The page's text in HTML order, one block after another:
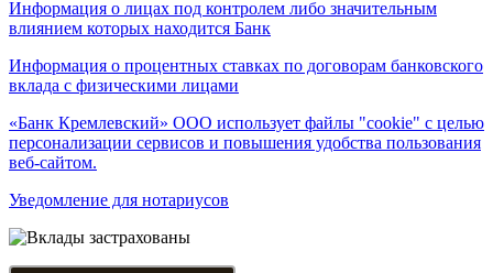
Информация о лицах под контролем либо значительным
влиянием которых находится Банк
Информация о процентных ставках по договорам банковского
вклада с физическими лицами
«Банк Кремлевский» ООО использует файлы "cookie" с целью
персонализации сервисов и повышения удобства пользования
веб-сайтом.
Уведомление для нотариусов